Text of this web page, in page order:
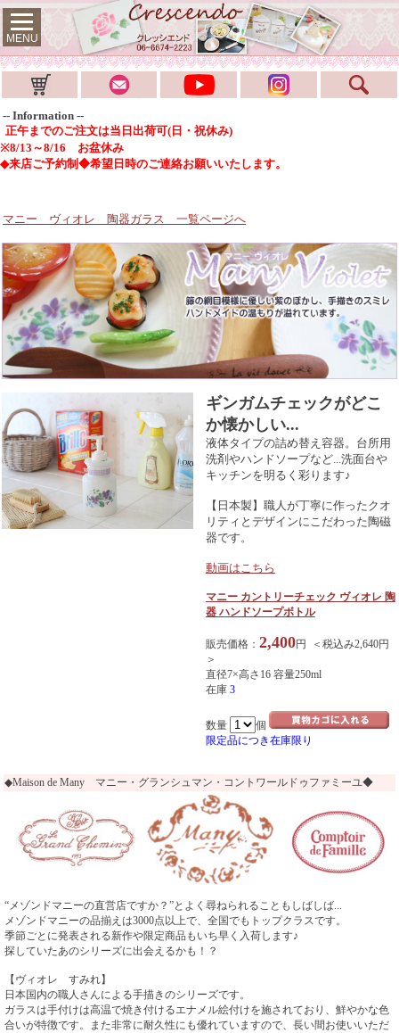
MENU
-- Information --
正午までのご注文は当日出荷可(日・祝休み)
※8/13～8/16 お盆休み
◆来店ご予約制◆希望日時のご連絡お願いいたします。
マニー ヴィオレ 陶器ガラス 一覧ページへ
ギンガムチェックがどこ
か懐かしい...
液体タイプの詰め替え容器。台所用
洗剤やハンドソープなど...洗面台や
キッチンを明るく彩ります♪
【日本製】職人が丁寧に作ったクオ
リティとデザインにこだわった陶磁
器です。
動画はこちら
マニー カントリーチェック ヴィオレ 陶
器 ハンドソープボトル
販売価格： 2,400円 ＜税込み2,640円
＞
直径7×高さ16 容量250ml
在庫 3
数量
個
限定品につき在庫限り
◆Maison de Many マニー・グランシュマン・コントワールドゥファミーユ◆
“メゾンドマニーの直営店ですか？”とよく尋ねられることもしばしば...
メゾンドマニーの品揃えは3000点以上で、全国でもトップクラスです。
季節ごとに発表される新作や限定商品もいち早く入荷します♪
探していたあのシリーズに出会えるかも！？
【ヴィオレ すみれ】
日本国内の職人さんによる手描きのシリーズです。
ガラスは手付けは高温で焼き付けるエナメル絵付けを施されており、鮮やかな色
合いが特徴です。また非常に耐久性にも優れていますので、長い間お使いいただ